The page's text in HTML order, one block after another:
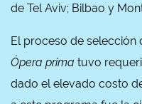
de Tel Aviv; Bilbao y
El proceso de selección
Ópera prima tuvo
dado el elevado costo